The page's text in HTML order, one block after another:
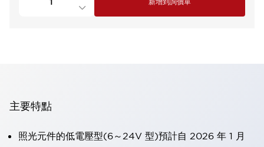
主要特點
照光元件的低電壓型(6～24V 型)預計自 2026 年 1 月